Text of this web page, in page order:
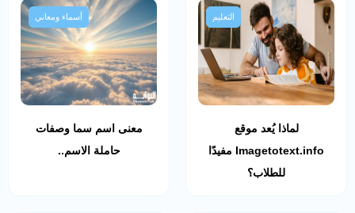
التعليم
لماذا يُعد موقع
Imagetotext.info مفيدًا
للطلاب؟
أسماء ومعاني
معنى اسم سما وصفات
حاملة الاسم..